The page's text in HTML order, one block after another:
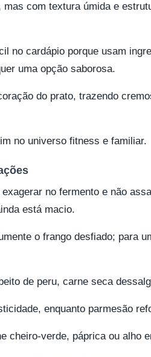
com textura úmida e
no cardápio porque usam
uma opção saborosa.
do prato, trazendo
no universo fitness e familiar.
no fermento e não
está macio.
o frango desfiado; para
de peru, carne seca
enquanto parmesão
cheiro-verde, páprica ou alho